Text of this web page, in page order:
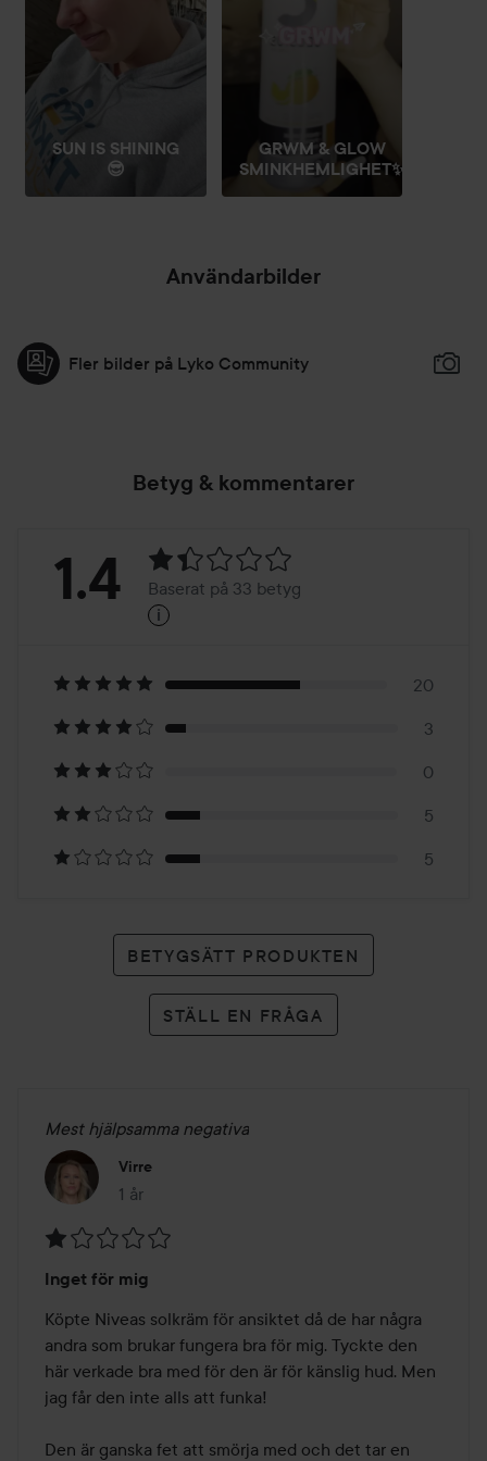
4. Vistas inte för länge i solen, även om du applicerat
solskydd
40 ml
SUN IS SHINING
😎
GRWM & GLOW
SMINKHEMLIGHET✨
Användarbilder
Fler bilder på Lyko Community
Betyg & kommentarer
Betyg:
Baserat
på
33
betyg
1.4 Baserat på 33 betyg
i
20
3
0
5
5
BETYGSÄTT PRODUKTEN
STÄLL EN FRÅGA
Mest hjälpsamma negativa
Virre
1 år
Inlägget skapades 1 år
1
av
5
Inget för mig
Köpte Niveas solkräm för ansiktet då de har några
andra som brukar fungera bra för mig. Tyckte den
här verkade bra med för den är för känslig hud. Men
jag får den inte alls att funka!
Den är ganska fet att smörja med och det tar en